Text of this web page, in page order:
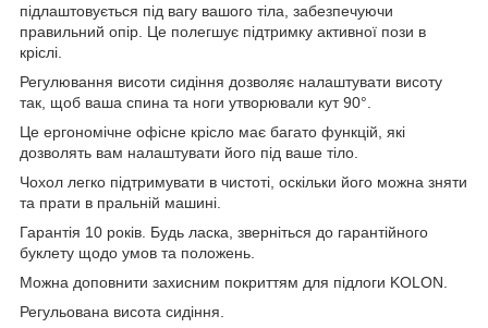
підлаштовується під вагу вашого тіла, забезпечуючи
правильний опір. Це полегшує підтримку активної пози в
кріслі.
Регулювання висоти сидіння дозволяє налаштувати висоту
так, щоб ваша спина та ноги утворювали кут 90°.
Це ергономічне офісне крісло має багато функцій, які
дозволять вам налаштувати його під ваше тіло.
Чохол легко підтримувати в чистоті, оскільки його можна зняти
та прати в пральній машині.
Гарантія 10 років. Будь ласка, зверніться до гарантійного
буклету щодо умов та положень.
Можна доповнити захисним покриттям для підлоги KOLON.
Регульована висота сидіння.